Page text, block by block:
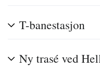
T-banestasjon
Ny trasé ved